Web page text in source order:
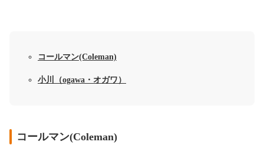
コールマン(Coleman)
小川（ogawa・オガワ）
コールマン(Coleman)